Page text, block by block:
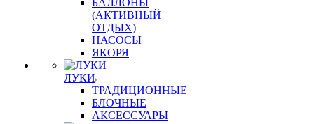
БАЛЛОНЫ
(АКТИВНЫЙ
ОТДЫХ)
НАСОСЫ
ЯКОРЯ
ЛУКИ
ТРАДИЦИОННЫЕ
БЛОЧНЫЕ
АКСЕССУАРЫ